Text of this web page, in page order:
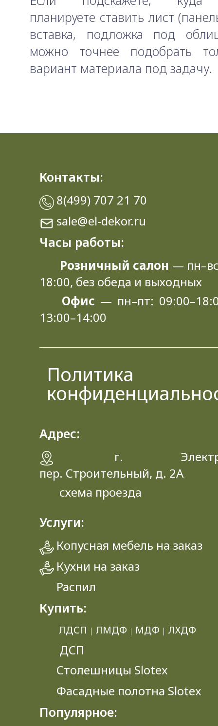
планируете ставить лист
вставка, подложка под
можно точнее подобрать
вариант материала под задачу.
Контакты:
8(499) 707 21 70
sale@el-dekor.ru
Часы работы:
Розничный салон —
18:00, без обеда и выходных
Офис — пн–пт:
13:00–14:00
Политика
Адрес:
г.
пер. Строительный, д. 2A
схема проезда
Услуги:
Копусная мебель на заказ
Кухни на заказ
Распил
Купить:
ЛДСП | ЛМДФ | МДФ | ЛХДФ
ДСП
Столешницы Slotex
Фасадные полотна Slotex
Популярное: